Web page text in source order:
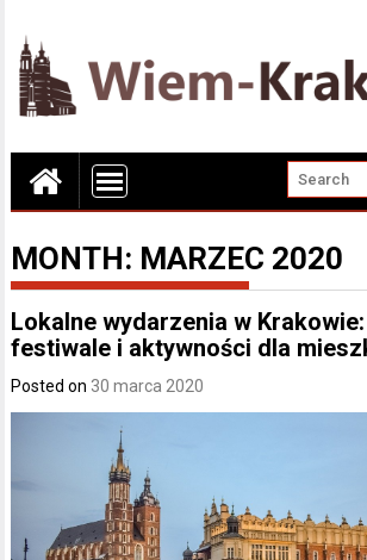
MONTH: MARZEC 2020
Lokalne wydarzenia w
festiwale i aktywności dla
Posted on 30 marca 2020